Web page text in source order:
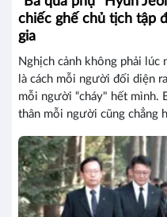
chiếc ghế chủ tịch tập
gia
Nghịch cảnh không phải lúc
là cách mỗi người đối diện
mỗi người “cháy" hết mình.
thân mỗi người cũng chẳng